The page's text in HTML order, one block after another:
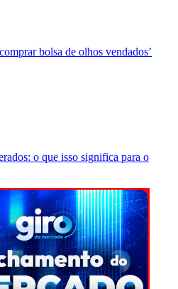
bolsa de olhos vendados’
o que isso significa para o